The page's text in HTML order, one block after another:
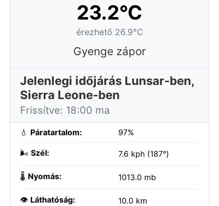
23.2°C
érezhető 26.9°C
Gyenge zápor
Jelenlegi időjárás Lunsar-ben,
Sierra Leone-ben
Frissítve: 18:00 ma
💧 Páratartalom: 97%
🌬️ Szél: 7.6 kph (187°)
🌡️ Nyomás: 1013.0 mb
👁️ Láthatóság: 10.0 km